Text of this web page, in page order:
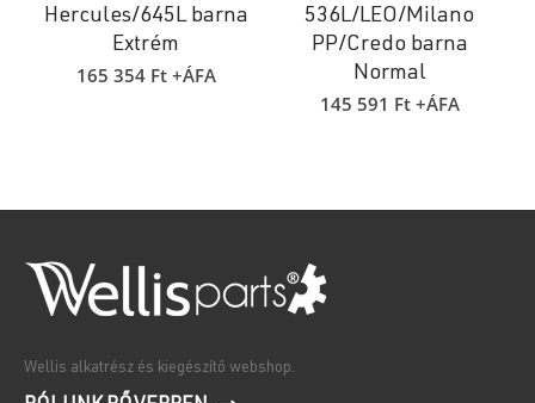
Hercules/645L barna
Extrém
165 354 Ft+ÁFA
536L/LEO/Milano
PP/Credo barna
Normal
145 591 Ft+ÁFA
Wellis alkatrész és kiegészítő webshop.